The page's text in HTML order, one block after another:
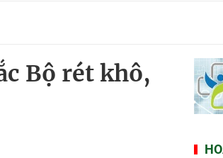
Bộ rét khô,